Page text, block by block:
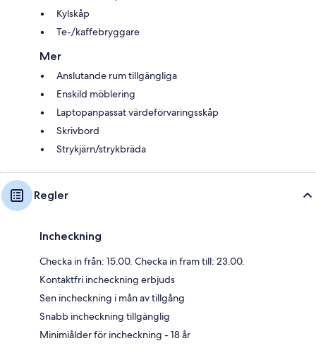
Kylskåp
Te-/kaffebryggare
Mer
Anslutande rum tillgängliga
Enskild möblering
Laptopanpassat värdeförvaringsskåp
Skrivbord
Strykjärn/strykbräda
Regler
Incheckning
Checka in från: 15.00. Checka in fram till: 23.00.
Kontaktfri incheckning erbjuds
Sen incheckning i mån av tillgång
Snabb incheckning tillgänglig
Minimiålder för incheckning - 18 år